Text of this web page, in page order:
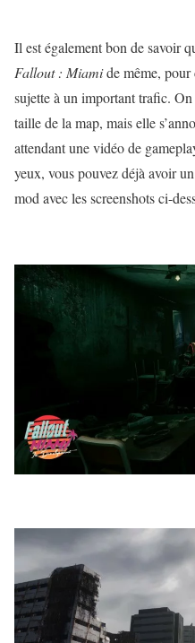
Il est également bon de savoir
Fallout : Miamide même, pour
sujette à un important trafic.
taille de la map, mais elle
attendant une vidéo de
yeux, vous pouvez déjà avoir un
mod avec les screenshots ci-